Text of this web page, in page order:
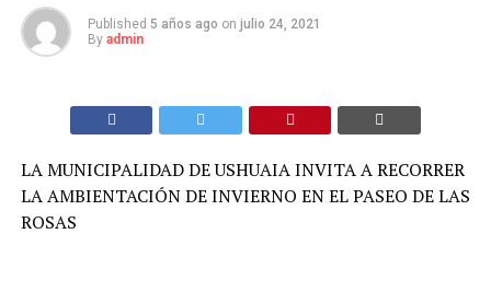
Published 5 años ago on julio 24, 2021
By admin
LA MUNICIPALIDAD DE USHUAIA INVITA A RECORRER
LA AMBIENTACIÓN DE INVIERNO EN EL PASEO DE LAS
ROSAS